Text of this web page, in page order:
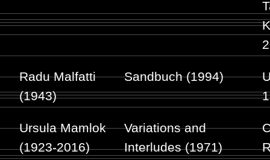
Radu Malfatti
(1943)
Sandbuch (1994)
Ursula Mamlok
(1923-2016)
Variations and
Interludes (1971)